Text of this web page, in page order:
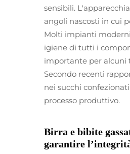
sensibili.
angoli nascosti in cui
Molti impianti
igiene di tutti i
importante per alcuni
Secondo recenti
nei succhi
processo produttivo.
Birra e bibite
garantire